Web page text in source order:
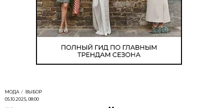
МОДА
ВЫБОР
05.10.2025, 08:00